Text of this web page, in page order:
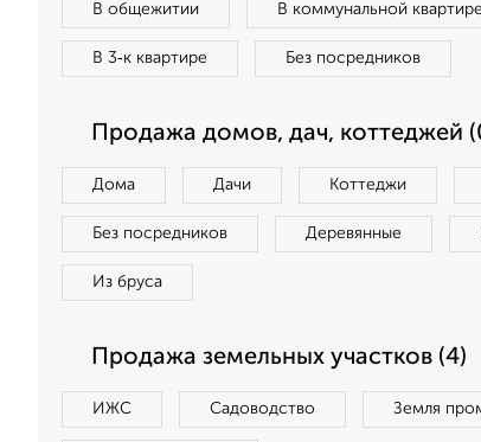
В общежитии В коммунальной квартире
В 3‑к квартире Без посредников
Продажа домов, дач, коттеджей
Дома Дачи Коттеджи
Без посредников Деревянные
Из бруса
Продажа земельных участков (4)
ИЖС Садоводство Земля